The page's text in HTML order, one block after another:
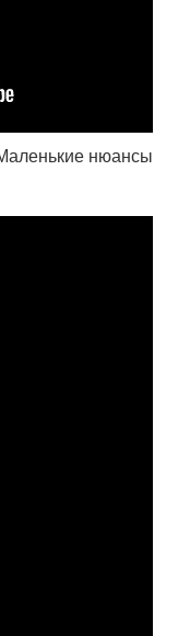
нюансы